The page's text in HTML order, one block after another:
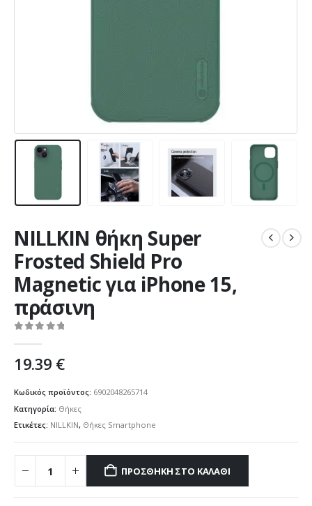
NILLKIN θήκη Super
Frosted Shield Pro
Magnetic για iPhone 15,
πράσινη
19.39 €
Κωδικός προϊόντος: 6902048265714
Κατηγορία: Θήκες
Ετικέτες: NILLKIN, Θήκες Smartphone
ΠΡΟΣΘΉΚΗ ΣΤΟ ΚΑΛΆΘΙ